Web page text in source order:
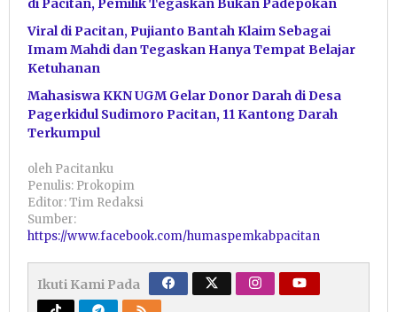
di Pacitan, Pemilik Tegaskan Bukan Padepokan
Viral di Pacitan, Pujianto Bantah Klaim Sebagai
Imam Mahdi dan Tegaskan Hanya Tempat Belajar
Ketuhanan
Mahasiswa KKN UGM Gelar Donor Darah di Desa
Pagerkidul Sudimoro Pacitan, 11 Kantong Darah
Terkumpul
oleh Pacitanku
Penulis: Prokopim
Editor: Tim Redaksi
Sumber:
https://www.facebook.com/humaspemkabpacitan
Ikuti Kami Pada